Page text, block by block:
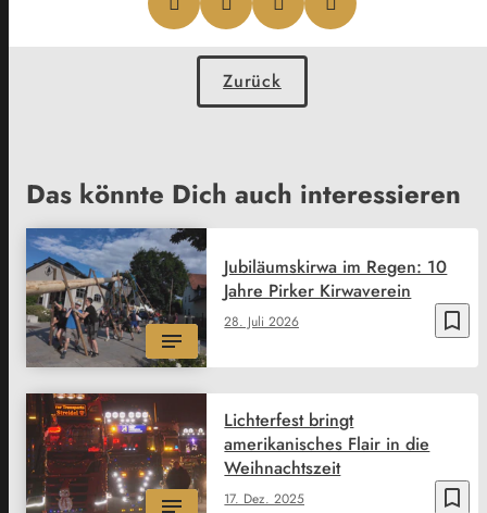
Zurück
Das könnte Dich auch interessieren
bookmark_border
28. Juli 2026
Jubiläumskirwa im Regen: 10
Jahre Pirker Kirwaverein
bookmark_border
17. Dez. 2025
Lichterfest bringt
amerikanisches Flair in die
Weihnachtszeit